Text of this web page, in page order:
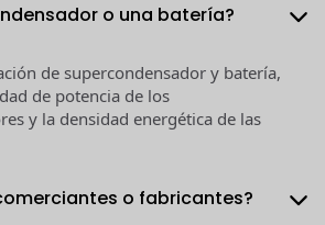
o una batería?
de supercondensador y batería,
de potencia de los
y la densidad energética de las
o fabricantes?